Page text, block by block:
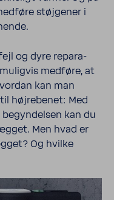
støjgener i
og dyre repa­ra­
medføre, at
kan man
højrebenet: Med
kan du
Men hvad er
Og hvilke